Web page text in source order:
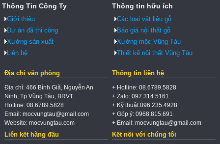
Thông Tin Công Ty
Giới thiệu
Dự án đã thi công
Xưởng sản xuất
Liên hệ
Thông tin hữu ích
Các loại vật liệu gỗ
Báo giá nội thất gỗ
Xưởng mộc Vũng Tàu
Thiết kế nội thất Vũng Tàu
Địa chỉ văn phòng
Địa chỉ: 466 Bình Giã, Nguyễn An
Ninh, Tp Vũng Tàu, BRVT.
Hotline: 08.6789.5828
Email: mocvungtau@gmail.com
Website: mocvungtau.com
Thông tin liên hệ
+ Hotline: 08.6789.5828
+ Zalo: 097.314.5161
+ Kỹ thuật:096.235.4928
+ Góp ý: 0968.815.691
+ Email: mocvungtau@gmail.com
Liên kết hàng đầu Kết nối với chúng tôi